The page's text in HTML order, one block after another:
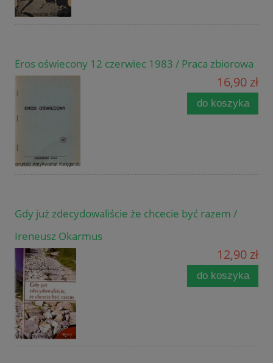
Eros oświecony 12 czerwiec 1983 / Praca zbiorowa
16,90 zł
do koszyka
Gdy już zdecydowaliście że chcecie być razem /
Ireneusz Okarmus
12,90 zł
do koszyka